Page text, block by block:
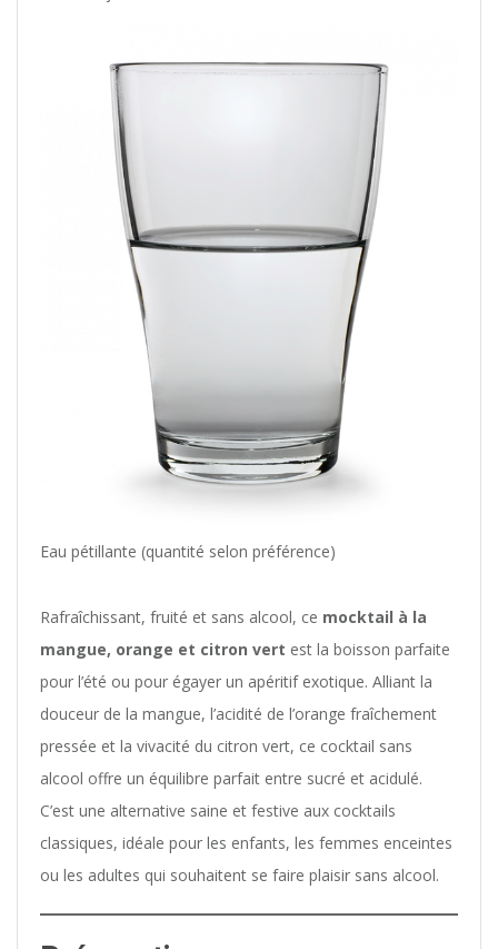
Eau pétillante (quantité selon préférence)
Rafraîchissant, fruité et sans alcool, ce mocktail à la
mangue, orange et citron vert est la boisson parfaite
pour l’été ou pour égayer un apéritif exotique. Alliant la
douceur de la mangue, l’acidité de l’orange fraîchement
pressée et la vivacité du citron vert, ce cocktail sans
alcool offre un équilibre parfait entre sucré et acidulé.
C’est une alternative saine et festive aux cocktails
classiques, idéale pour les enfants, les femmes enceintes
ou les adultes qui souhaitent se faire plaisir sans alcool.